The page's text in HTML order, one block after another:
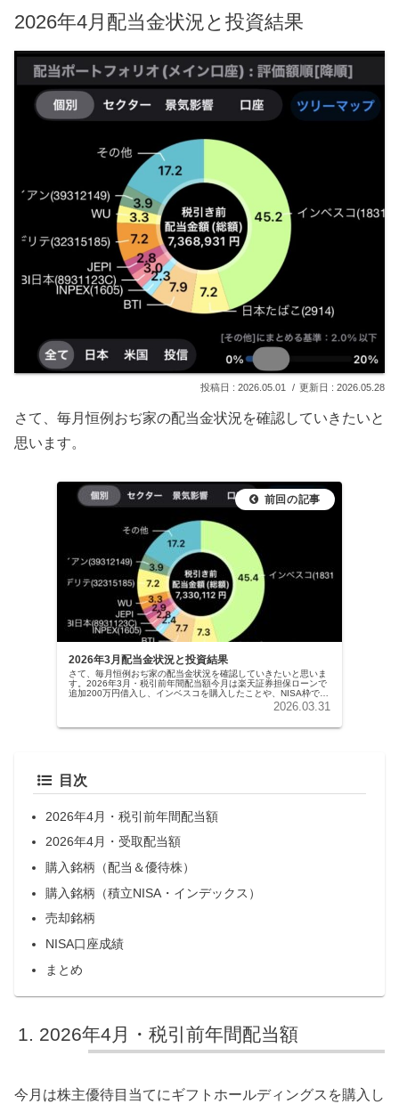
2026年4月配当金状況と投資結果
2026.05.01 2026.05.28
さて、毎月恒例おぢ家の配当金状況を確認していきたいと
思います。
2026年3月配当金状況と投資結果
さて、毎月恒例おぢ家の配当金状況を確認していきたいと思いま
す。2026年3月・税引前年間配当額今月は楽天証券担保ローンで
追加200万円借入し、インベスコを購入したことや、NISA枠でウ
ェスタンユニオンを購入。また160円近くの円安になったた...
2026.03.31
目次
2026年4月・税引前年間配当額
2026年4月・受取配当額
購入銘柄（配当＆優待株）
購入銘柄（積立NISA・インデックス）
売却銘柄
NISA口座成績
まとめ
2026年4月・税引前年間配当額
今月は株主優待目当てにギフトホールディングスを購入し